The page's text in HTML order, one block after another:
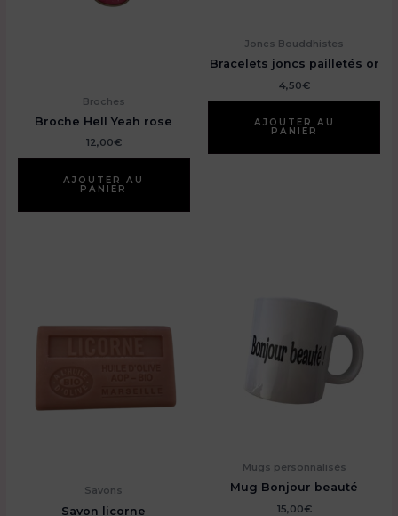
Broches
Broche Hell Yeah rose
12,00€
AJOUTER AU
PANIER
Joncs Bouddhistes
Bracelets joncs pailletés or
4,50€
AJOUTER AU
PANIER
Savons
Savon licorne
Mugs personnalisés
Mug Bonjour beauté
15,00€